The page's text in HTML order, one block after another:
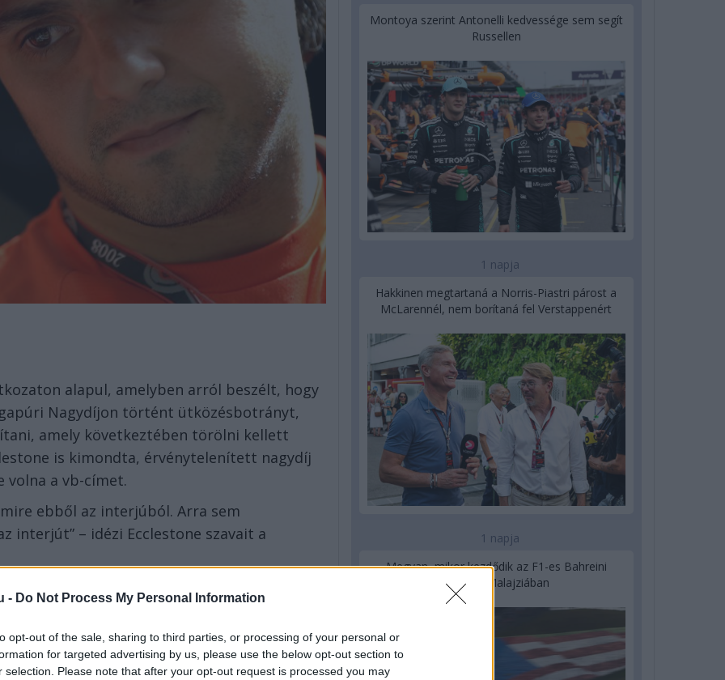
- Do Not Process My Personal Information
opt-out of the sale, sharing to third parties, or processing of your personal or
for targeted advertising by us, please use the below opt-out section to
selection. Please note that after your opt-out request is processed you may
alapul, amelyben arról beszélt, hogy
Nagydíjon történt ütközésbotrányt,
amely következtében törölni kellett
is kimondta, érvénytelenített nagydíj
volna a vb-címet.
ebből az interjúból. Arra sem
interjút” – idézi Ecclestone szavait a
eddig sem Massa, sem a brazil ügyvédek
pontosan mit mondott, hogy mondott.
az alábbi gombokkal:
Montoya szerint Antonelli kedvessége sem segít
Russellen
1 napja
Hakkinen megtartaná a Norris-Piastri párost a
McLarennél, nem borítaná fel Verstappenért
1 napja
Megvan, mikor kezdődik az F1-es Bahreini
Nagydíj Malajziában